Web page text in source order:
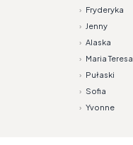
› Fryderyka
› Jenny
› Alaska
› Maria Teresa
› Pułaski
› Sofia
› Yvonne